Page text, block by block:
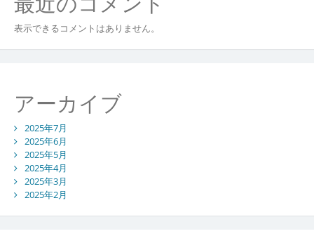
表示できるコメントはありません。
アーカイブ
2025年7月
2025年6月
2025年5月
2025年4月
2025年3月
2025年2月